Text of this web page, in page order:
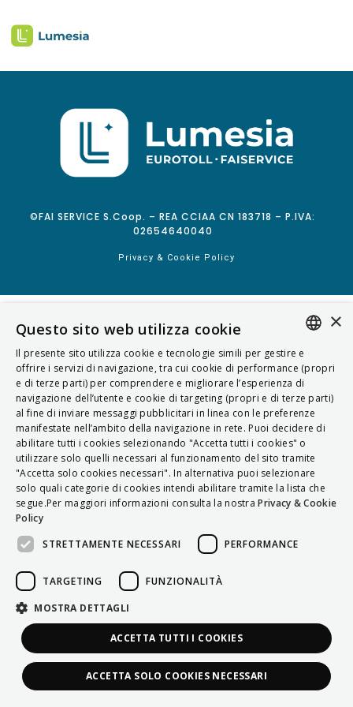
©FAI SERVICE S.Coop. – REA CCIAA CN 183718 – P.IVA:
02654640040
Privacy & Cookie Policy
ITALIAN
ENGLISH
FRENCH
HUNGARIAN
DEUTSCH
POLSKI
PORTUGUÊS
×
Questo sito web utilizza cookie
Il presente sito utilizza cookie e tecnologie simili per gestire e
offrire i servizi di navigazione, tra cui cookie di performance (propri
e di terze parti) per comprendere e migliorare l’esperienza di
navigazione dell’utente e cookie di targeting (propri e di terze parti)
al fine di inviare messaggi pubblicitari in linea con le preferenze
manifestate nell’ambito della navigazione in rete. Puoi decidere di
abilitare tutti i cookies selezionando "Accetta tutti i cookies" o
utilizzare solo quelli necessari al funzionamento del sito tramite
"Accetta solo cookies necessari". In alternativa puoi selezionare
solo quali categorie di cookies intendi abilitare tramite la lista che
segue.Per maggiori informazioni consulta la nostra Privacy & Cookie
Policy
STRETTAMENTE NECESSARI
PERFORMANCE
TARGETING FUNZIONALITÀ
MOSTRA DETTAGLI
ACCETTA TUTTI I COOKIES
ACCETTA SOLO COOKIES NECESSARI